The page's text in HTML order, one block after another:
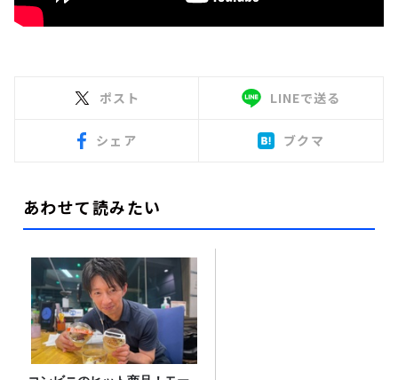
ポスト LINEで送る
シェア ブクマ
あわせて読みたい